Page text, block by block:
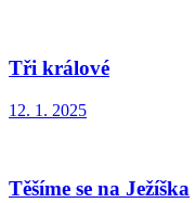
Tři králové
12. 1. 2025
Těšíme se na Ježíška